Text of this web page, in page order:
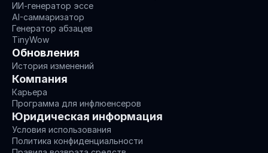
ИИ-генератор эссе
AI-саммаризатор
Генератор абзацев
TinyWow
Обновления
История изменений
Компания
Карьера
Программа для инфлюенсеров
Юридическая информация
Условия использования
Политика конфиденциальности